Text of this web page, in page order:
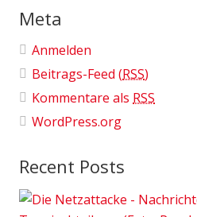
Meta
Anmelden
Beitrags-Feed (RSS)
Kommentare als RSS
WordPress.org
Recent Posts